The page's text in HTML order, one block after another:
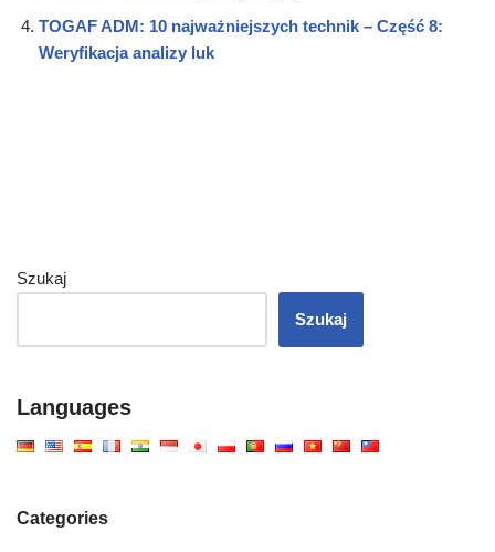
TOGAF ADM: 10 najważniejszych technik – Część 8:
Weryfikacja analizy luk
Szukaj
Szukaj
Languages
Categories